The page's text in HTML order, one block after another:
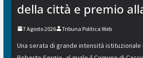
della città e premio
7 Agosto 2026 Tribuna Politica Web
Una serata di grande intensità